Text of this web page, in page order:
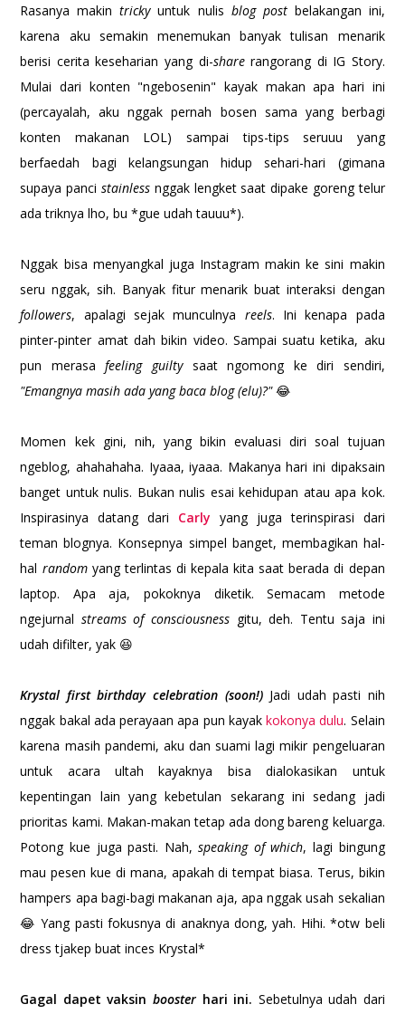
Rasanya makintrickyuntuk nulis blog postbelakangan ini,
karena aku semakin menemukan banyak tulisan menarik
berisi cerita keseharian yang di-sharerangorang di IG Story.
Mulai dari konten "ngebosenin" kayak makan apa hari ini
(percayalah, aku nggak pernah bosen sama yang berbagi
konten makanan LOL) sampai tips-tips seruuu yang
berfaedah bagi kelangsungan hidup sehari-hari (gimana
supaya panci stainlessnggak lengket saat dipake goreng telur
ada triknya lho, bu *gue udah tauuu*).
Nggak bisa menyangkal juga Instagram makin ke sini makin
seru nggak, sih. Banyak fitur menarik buat interaksi dengan
followers, apalagi sejak munculnya reels. Ini kenapa pada
pinter-pinter amat dah bikin video. Sampai suatu ketika, aku
pun merasafeeling guiltysaat ngomong ke diri sendiri,
"Emangnya masih ada yang baca blog (elu)?"😂
Momen kek gini, nih, yang bikin evaluasi diri soal tujuan
ngeblog, ahahahaha. Iyaaa, iyaaa. Makanya hari ini dipaksain
banget untuk nulis. Bukan nulis esai kehidupan atau apa kok.
Inspirasinya datang dari Carly yang juga terinspirasi dari
teman blognya. Konsepnya simpel banget, membagikan hal-
hal random yang terlintas di kepala kita saat berada di depan
laptop. Apa aja, pokoknya diketik. Semacam metode
ngejurnal streams of consciousnessgitu, deh. Tentu saja ini
udah difilter, yak 😆
Krystal first birthday celebration (soon!) Jadi udah pasti nih
nggak bakal ada perayaan apa pun kayakkokonya dulu. Selain
karena masih pandemi, aku dan suami lagi mikir pengeluaran
untuk acara ultah kayaknya bisa dialokasikan untuk
kepentingan lain yang kebetulan sekarang ini sedang jadi
prioritas kami. Makan-makan tetap ada dong bareng keluarga.
Potong kue juga pasti. Nah,speaking of which, lagi bingung
mau pesen kue di mana, apakah di tempat biasa. Terus, bikin
hampers apa bagi-bagi makanan aja, apa nggak usah sekalian
😂 Yang pasti fokusnya di anaknya dong, yah. Hihi. *otw beli
dress tjakep buat inces Krystal*
Gagal dapet vaksin boosterhari ini. Sebetulnya udah dari